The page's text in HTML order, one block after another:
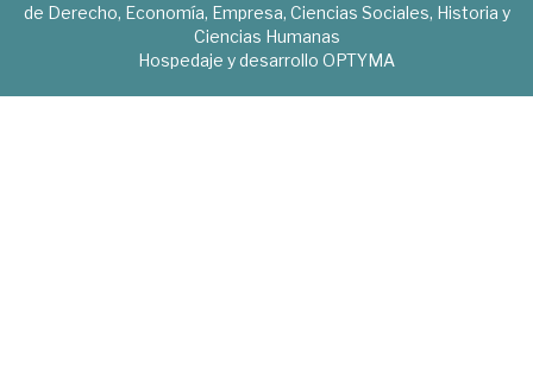
de Derecho, Economía, Empresa, Ciencias Sociales, Historia y
Ciencias Humanas
Hospedaje y desarrollo OPTYMA